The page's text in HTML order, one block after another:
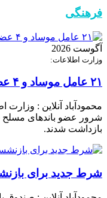
فرهنگی
آگوست 2026
وزارت اطلاعات:
۲۱ عامل موساد و ۴ عضو باند‌های مسلح بازداشت شدند
شرور عضو باند‌های
بازداشت شدند.
شرط جدید برای